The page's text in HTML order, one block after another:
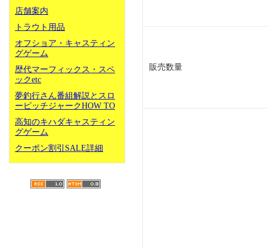
店舗案内
トラウト用品
オフショア・キャスティン
グゲーム
歴代マーフィックス・スペ
ックetc
夢釣行さん番組解説とスロ
ーピッチジャークHOW TO
高知のキハダキャスティン
グゲーム
クーポン割引SALE詳細
販売数量